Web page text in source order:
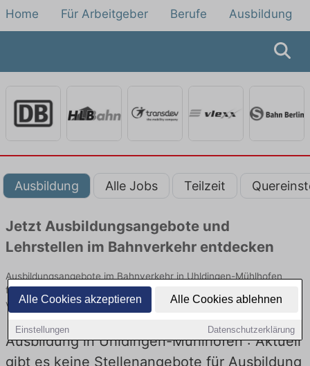
Alle Cookies akzeptieren Alle Cookies ablehnen
Einstellungen Datenschutzerklärung
Home Für Arbeitgeber Berufe Ausbildung
Ausbildung Alle Jobs Teilzeit
Jetzt Ausbildungsangebote und
Lehrstellen im Bahnverkehr entdecken
Ausbildungsangebote im Bahnverkehr in Uhldingen-Mühlhofen
finden Sie von namhaften Firmen. Entdecken Sie freie Optionen
von Top-Arbeitgebern und bewerben Sie sich noch heute.
Ausbildung in Uhldingen-Mühlhofen : Aktuell
gibt es keine Stellenangebote für Ausbildung